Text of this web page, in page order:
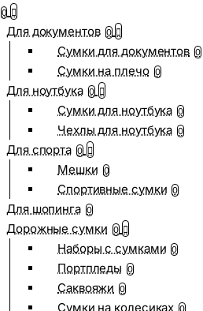
0
Для документов 0
Сумки для документов 0
Сумки на плечо 0
Для ноутбука 0
Сумки для ноутбука 0
Чехлы для ноутбука 0
Для спорта 0
Мешки 0
Спортивные сумки 0
Для шопинга 0
Дорожные сумки 0
Наборы с сумками 0
Портпледы 0
Саквояжи 0
Сумки на колесиках 0